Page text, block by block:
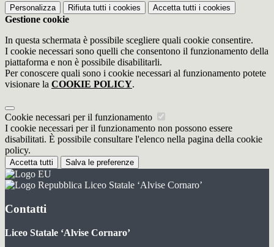
Personalizza Rifiuta tutti i cookies Accetta tutti i cookies
Gestione cookie
In questa schermata è possibile scegliere quali cookie consentire.
I cookie necessari sono quelli che consentono il funzionamento della
piattaforma e non è possibile disabilitarli.
Per conoscere quali sono i cookie necessari al funzionamento potete
visionare la COOKIE POLICY.
Cookie necessari per il funzionamento
I cookie necessari per il funzionamento non possono essere
disabilitati. È possibile consultare l'elenco nella pagina della cookie
policy.
Accetta tutti Salva le preferenze
Liceo Statale ‘Alvise Cornaro’
Contatti
Liceo Statale ‘Alvise Cornaro’